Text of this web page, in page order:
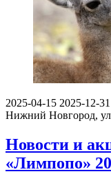
2025-04-15 2025-12-31
Нижний Новгород,
Новости и
«Лимпопо»